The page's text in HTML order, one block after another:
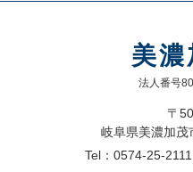
美濃
法人番号
〒
岐阜県美濃加茂
Tel：0574-25-2111